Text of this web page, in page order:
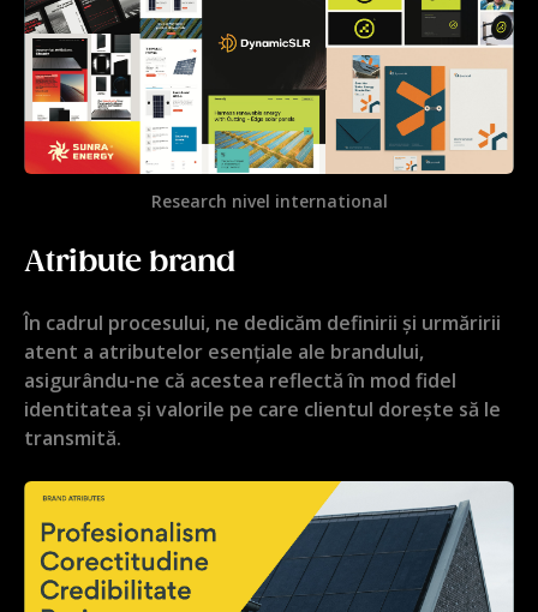
Research nivel international
Atribute brand
În cadrul procesului, ne dedicăm definirii și urmăririi
atent a atributelor esențiale ale brandului,
asigurându-ne că acestea reflectă în mod fidel
identitatea și valorile pe care clientul dorește să le
transmită.